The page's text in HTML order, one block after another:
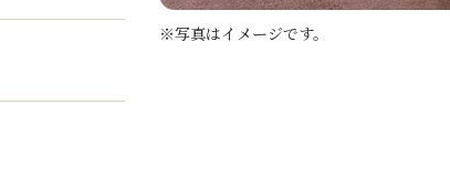
※写真はイメージです。